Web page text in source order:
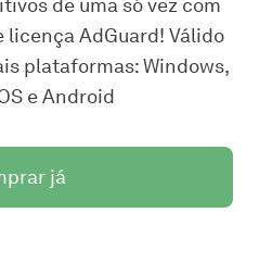
de uma só vez com
licença AdGuard! Válido
plataformas: Windows,
e Android
já